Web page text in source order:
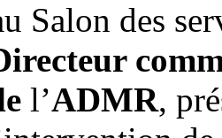
Salon des
l’ADMR,